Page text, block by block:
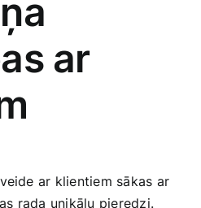
ar
ar klientiem sākas ar
rada unikālu pieredzi.